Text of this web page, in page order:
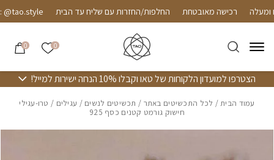
Skip to Contentרכישה מאובטחת החלפות/החזרות עם שליח עד הבית
0 הרשימה
0
הצטרפו למועדון הלקוחות של טאו וקבלו 10% הנחה ישירות למייל!
עמוד הבית/ לכל התכשיטים באתר / תכשיטים לנשים / עגילים / טרו-עגילי
חישוק גורמט קטנים כסף 925
בחזרה למעלה